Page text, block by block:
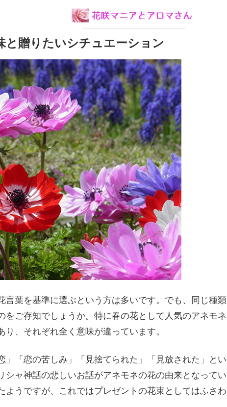
贈りたいシチュエーション
言葉を基準に選ぶという方は多いです。でも、同じ種類
ご存知でしょうか。特に春の花として人気のアネモネ
、それぞれ全く意味が違っています。
」「恋の苦しみ」「見捨てられた」「見放された」とい
シャ神話の悲しいお話がアネモネの花の由来となってい
ようですが、これではプレゼントの花束としてはふさわ